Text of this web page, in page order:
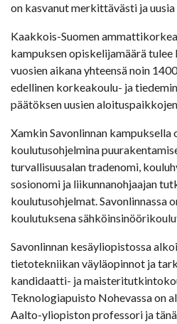
on kasvanut merkittävästi ja
Kaakkois-Suomen
kampuksen opiskelijamäärä tulee
vuosien aikana yhteensä noin
edellinen korkeakoulu- ja
päätöksen uusien
Xamkin Savonlinnan kampuksella
koulutusohjelmina
turvallisuusalan tradenomi,
sosionomi ja liikunnanohjaajan
koulutusohjelmat. Savonlinnassa
koulutuksena
Savonlinnan kesäyliopistossa
tietotekniikan väyläopinnot ja
kandidaatti- ja
Teknologiapuisto Nohevassa on
Aalto-yliopiston professori ja